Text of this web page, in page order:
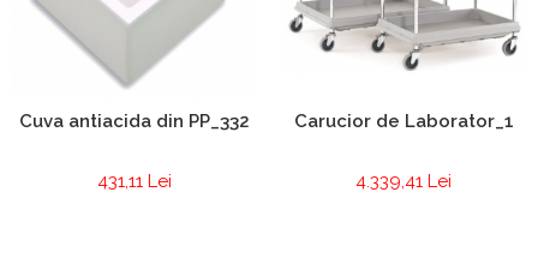
Chiuvete
Mobilier medical
Dulapuri De Laborator/Corpuri
Cuva antiacida din PP_332
431,11 Lei
Carucior de Laborator_1
4.339,41 Lei